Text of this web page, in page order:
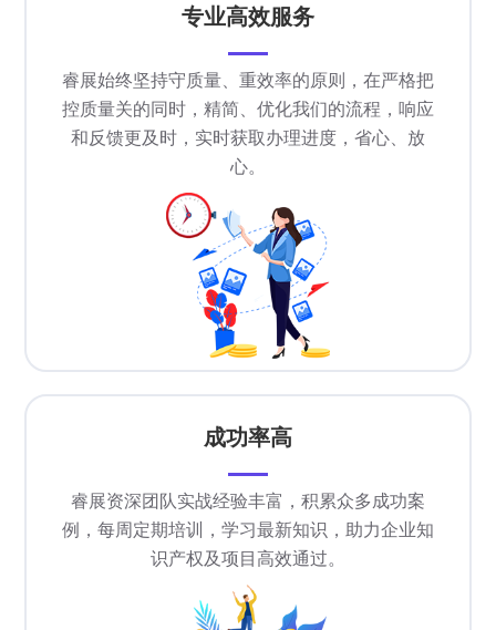
专业高效服务
睿展始终坚持守质量、重效率的原则，在严格把
控质量关的同时，精简、优化我们的流程，响应
和反馈更及时，实时获取办理进度，省心、放
心。
成功率高
睿展资深团队实战经验丰富，积累众多成功案
例，每周定期培训，学习最新知识，助力企业知
识产权及项目高效通过。